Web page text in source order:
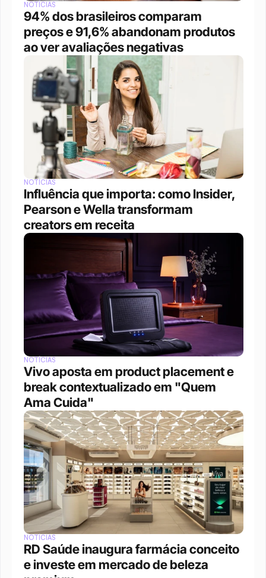
NOTÍCIAS
94% dos brasileiros comparam
preços e 91,6% abandonam produtos
ao ver avaliações negativas
NOTÍCIAS
Influência que importa: como Insider,
Pearson e Wella transformam
creators em receita
NOTÍCIAS
Vivo aposta em product placement e
break contextualizado em "Quem
Ama Cuida"
NOTÍCIAS
RD Saúde inaugura farmácia conceito
e investe em mercado de beleza